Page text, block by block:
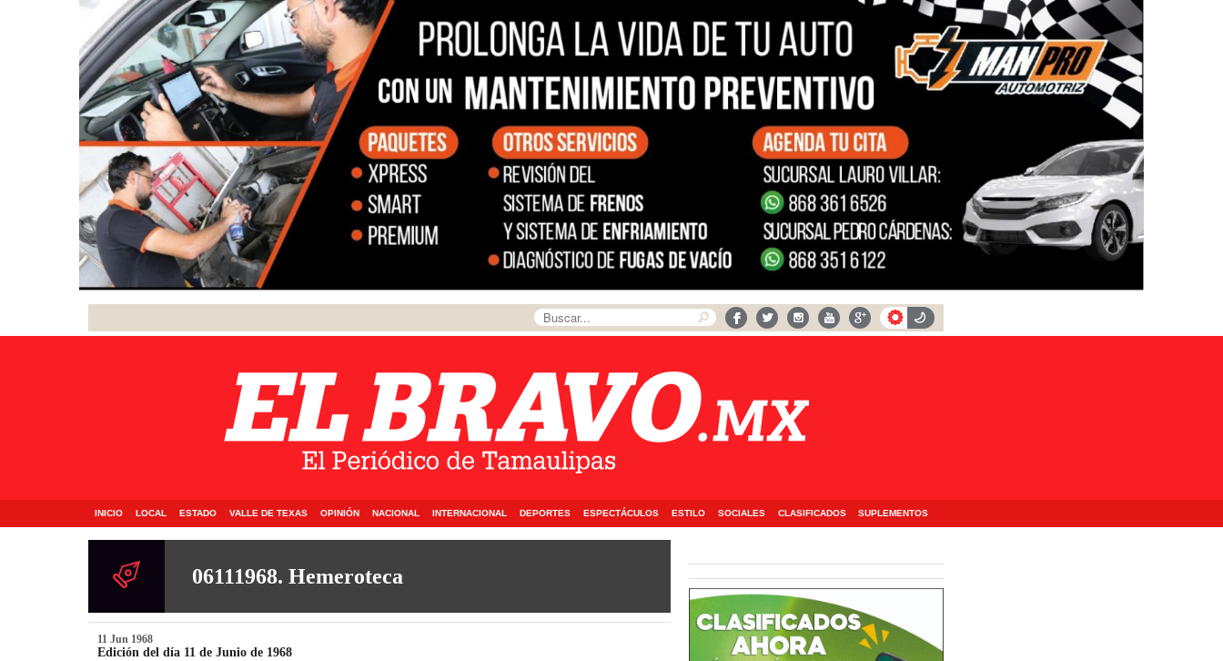
INICIO LOCAL ESTADO VALLE DE TEXAS OPINIÓN NACIONAL INTERNACIONAL DEPORTES ESPECTÁCULOS ESTILO SOCIALES CLASIFICADOS SUPLEMENTOS
06111968. Hemeroteca
11 Jun 1968
Edición del día 11 de Junio de 1968